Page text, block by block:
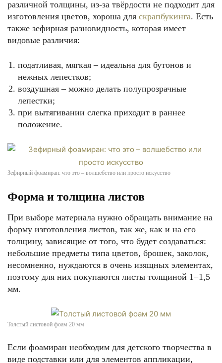
различной толщины, из-за твёрдости не подходит для
изготовления цветов, хороша для скрапбукинга. Есть
также зефирная разновидность, которая имеет
видовые различия:
податливая, мягкая – идеальна для бутонов и
нежных лепестков;
воздушная – можно делать полупрозрачные
лепестки;
при вытягивании слегка приходит в раннее
положение.
Зефирный фоамиран: что это – волшебство или просто искусство
Форма и толщина листов
При выборе материала нужно обращать внимание на
форму изготовления листов, так же, как и на его
толщину, зависящие от того, что будет создаваться:
небольшие предметы типа цветов, брошек, заколок,
несомненно, нуждаются в очень изящных элементах,
поэтому для них покупаются листы толщиной 1−1,5
мм.
Толстый листовой фоам 20 мм
Если фоамиран необходим для детского творчества в
виде подставки или для элементов аппликации,